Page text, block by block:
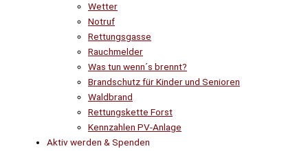
Wetter
Notruf
Rettungsgasse
Rauchmelder
Was tun wenn´s brennt?
Brandschutz für Kinder und Senioren
Waldbrand
Rettungskette Forst
Kennzahlen PV-Anlage
Aktiv werden & Spenden